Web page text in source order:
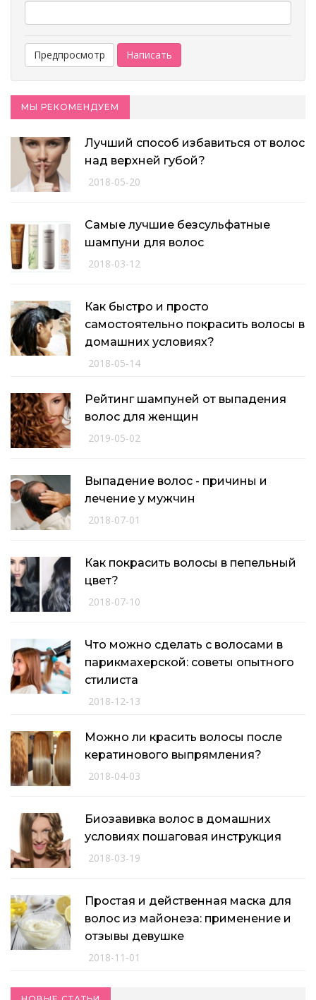
МЫ РЕКОМЕНДУЕМ
Лучший способ избавиться от волос
над верхней губой?
2018-05-20
Самые лучшие безсульфатные
шампуни для волос
2018-03-12
Как быстро и просто
самостоятельно покрасить волосы в
домашних условиях?
2018-05-14
Рейтинг шампуней от выпадения
волос для женщин
2019-05-02
Выпадение волос - причины и
лечение у мужчин
2018-07-01
Как покрасить волосы в пепельный
цвет?
2018-07-10
Что можно сделать с волосами в
парикмахерской: советы опытного
стилиста
2018-12-13
Можно ли красить волосы после
кератинового выпрямления?
2018-04-03
Биозавивка волос в домашних
условиях пошаговая инструкция
2018-03-19
Простая и действенная маска для
волос из майонеза: применение и
отзывы девушке
2018-11-01